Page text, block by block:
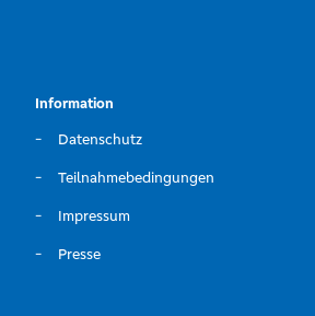
Information
Datenschutz
Teilnahmebedingungen
Impressum
Presse